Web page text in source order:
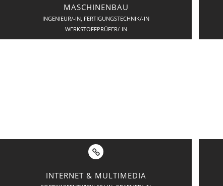
MASCHINENBAU
INGENIEUR/-IN, FERTIGUNGSTECHNIK/-IN
WERKSTOFFPRÜFER/-IN
INTERNET & MULTIMEDIA